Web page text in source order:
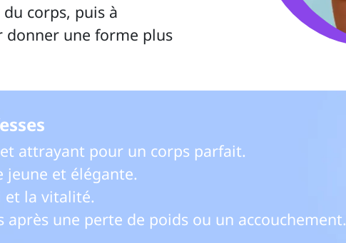
corps, puis à
donner une forme plus
attrayant pour un corps parfait.
jeune et élégante.
et la vitalité.
après une perte de poids ou un accouchement.